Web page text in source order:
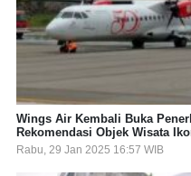
Wings Air Kembali Buka
Rekomendasi Objek Wisata
Rabu, 29 Jan 2025 16:57 WIB